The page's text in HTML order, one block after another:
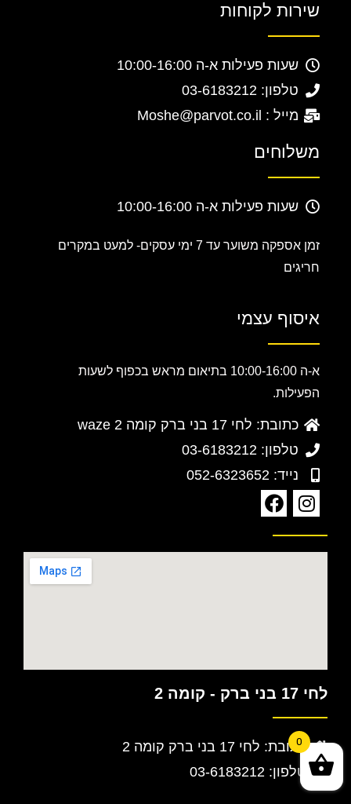
שירות לקוחות
שעות פעילות א-ה 10:00-16:00
טלפון: 03-6183212
מייל : Moshe@parvot.co.il
משלוחים
שעות פעילות א-ה 10:00-16:00
זמן אספקה משוער עד 7 ימי עסקים-
למעט במקרים
חריגים
איסוף עצמי
א-ה 10:00-16:00 בתיאום מראש בכפוף לשעות
הפעילות.
כתובת: לחי 17 בני ברק קומה 2 waze
טלפון: 03-6183212
נייד: 052-6323652
לחי 17 בני ברק - קומה 2
כתובת: לחי 17 בני ברק קומה 2
טלפון: 03-6183212
0